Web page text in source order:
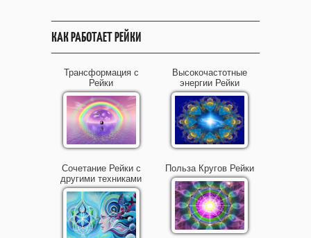
КАК РАБОТАЕТ РЕЙКИ
Трансформация с
Рейки
Высокочастотные
энергии Рейки
Сочетание Рейки с
другими техниками
Польза Кругов Рейки